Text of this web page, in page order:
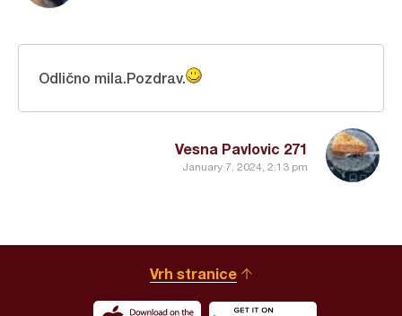
Vesna Pavlovic 271
January 7, 2024, 2:13 pm
Odlično mila.Pozdrav.
Vrh stranice